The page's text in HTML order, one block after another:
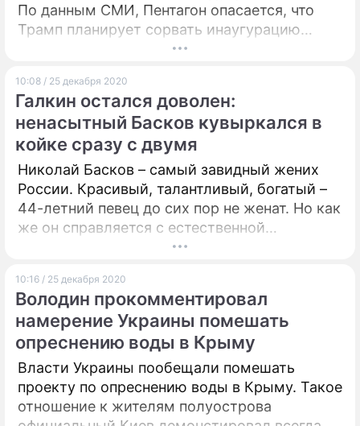
По данным СМИ, Пентагон опасается, что
Трамп планирует сорвать инаугурацию
10:08 / 25 декабря 2020
Галкин остался доволен:
ненасытный Басков кувыркался в
койке сразу с двумя
Николай Басков – самый завидный жених
России. Красивый, талантливый, богатый –
44-летний певец до сих пор не женат. Но как
же он справляется с естественной
физиологической надобностью в сексе?
затейник!
10:16 / 25 декабря 2020
Володин прокомментировал
намерение Украины помешать
опреснению воды в Крыму
Власти Украины пообещали помешать
проекту по опреснению воды в Крыму. Такое
отношение к жителям полуострова